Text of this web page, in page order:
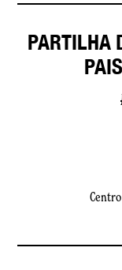
PARTILHA